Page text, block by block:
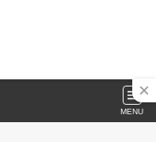
MENU